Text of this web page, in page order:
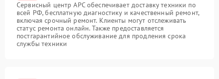
Сервисный центр APC обеспечивает доставку техники по
всей РФ, бесплатную диагностику и качественный ремонт,
включая срочный ремонт. Клиенты могут отслеживать
статус ремонта онлайн. Также предоставляется
постгарантийное обслуживание для продления срока
службы техники